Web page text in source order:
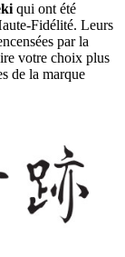
qui ont été
Fidélité. Leurs
par la
votre choix plus
de la marque